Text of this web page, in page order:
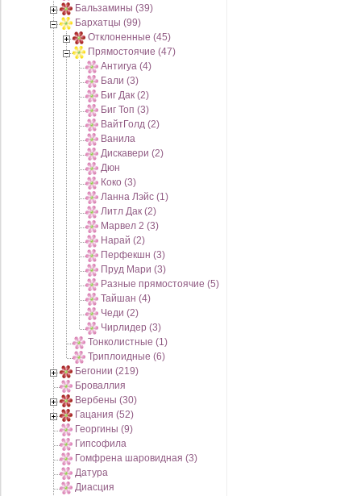
Бальзамины (39)
Бархатцы (99)
Отклоненные (45)
Прямостоячие (47)
Антигуа (4)
Бали (3)
Биг Дак (2)
Биг Топ (3)
ВайтГолд (2)
Ванила
Дискавери (2)
Дюн
Коко (3)
Ланна Лэйс (1)
Литл Дак (2)
Марвел 2 (3)
Нарай (2)
Перфекшн (3)
Пруд Мари (3)
Разные прямостоячие (5)
Тайшан (4)
Чеди (2)
Чирлидер (3)
Тонколистные (1)
Триплоидные (6)
Бегонии (219)
Броваллия
Вербены (30)
Гацания (52)
Георгины (9)
Гипсофила
Гомфрена шаровидная (3)
Датура
Диасция